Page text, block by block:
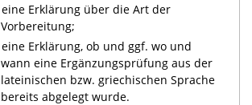
eine Erklärung über die Art der
Vorbereitung;
eine Erklärung, ob und ggf. wo und
wann eine Ergänzungsprüfung aus der
lateinischen bzw. griechischen Sprache
bereits abgelegt wurde.